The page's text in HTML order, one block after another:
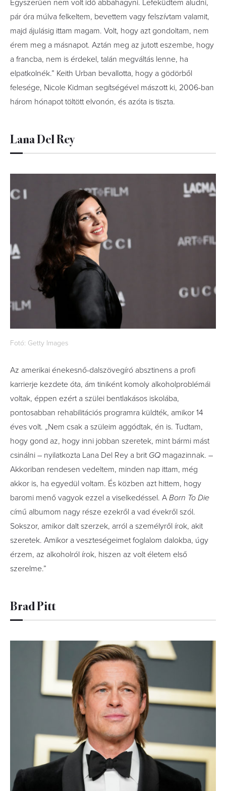
Egyszerűen nem volt idő abbahagyni. Lefeküdtem aludni,
pár óra múlva felkeltem, bevettem vagy felszívtam valamit,
majd ájulásig ittam magam. Volt, hogy azt gondoltam, nem
érem meg a másnapot. Aztán meg az jutott eszembe, hogy
a francba, nem is érdekel, talán megváltás lenne, ha
elpatkolnék.” Keith Urban bevallotta, hogy a gödörből
felesége, Nicole Kidman segítségével mászott ki, 2006-ban
három hónapot töltött elvonón, és azóta is tiszta.
Lana Del Rey
Fotó: Getty Images
Az amerikai énekesnő-dalszövegíró absztinens a profi
karrierje kezdete óta, ám tiniként komoly alkoholproblémái
voltak, éppen ezért a szülei bentlakásos iskolába,
pontosabban rehabilitációs programra küldték, amikor 14
éves volt. „Nem csak a szüleim aggódtak, én is. Tudtam,
hogy gond az, hogy inni jobban szeretek, mint bármi mást
csinálni – nyilatkozta Lana Del Rey a brit GQ magazinnak. –
Akkoriban rendesen vedeltem, minden nap ittam, még
akkor is, ha egyedül voltam. És közben azt hittem, hogy
baromi menő vagyok ezzel a viselkedéssel. A Born To Die
című albumom nagy része ezekről a vad évekről szól.
Sokszor, amikor dalt szerzek, arról a személyről írok, akit
szeretek. Amikor a veszteségeimet foglalom dalokba, úgy
érzem, az alkoholról írok, hiszen az volt életem első
szerelme.”
Brad Pitt